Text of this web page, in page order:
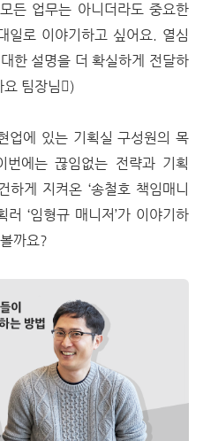
든 업무는 아니더라도 중요한
일로 이야기하고 싶어요. 열심
한 설명을 더 확실하게 전달하
요 팀장님)
업에 있는 기획실 구성원의 목
에는 끊임없는 전략과 기획
게 지켜온 ‘송철호 책임매니
‘임형규 매니저’가 이야기하
까요?